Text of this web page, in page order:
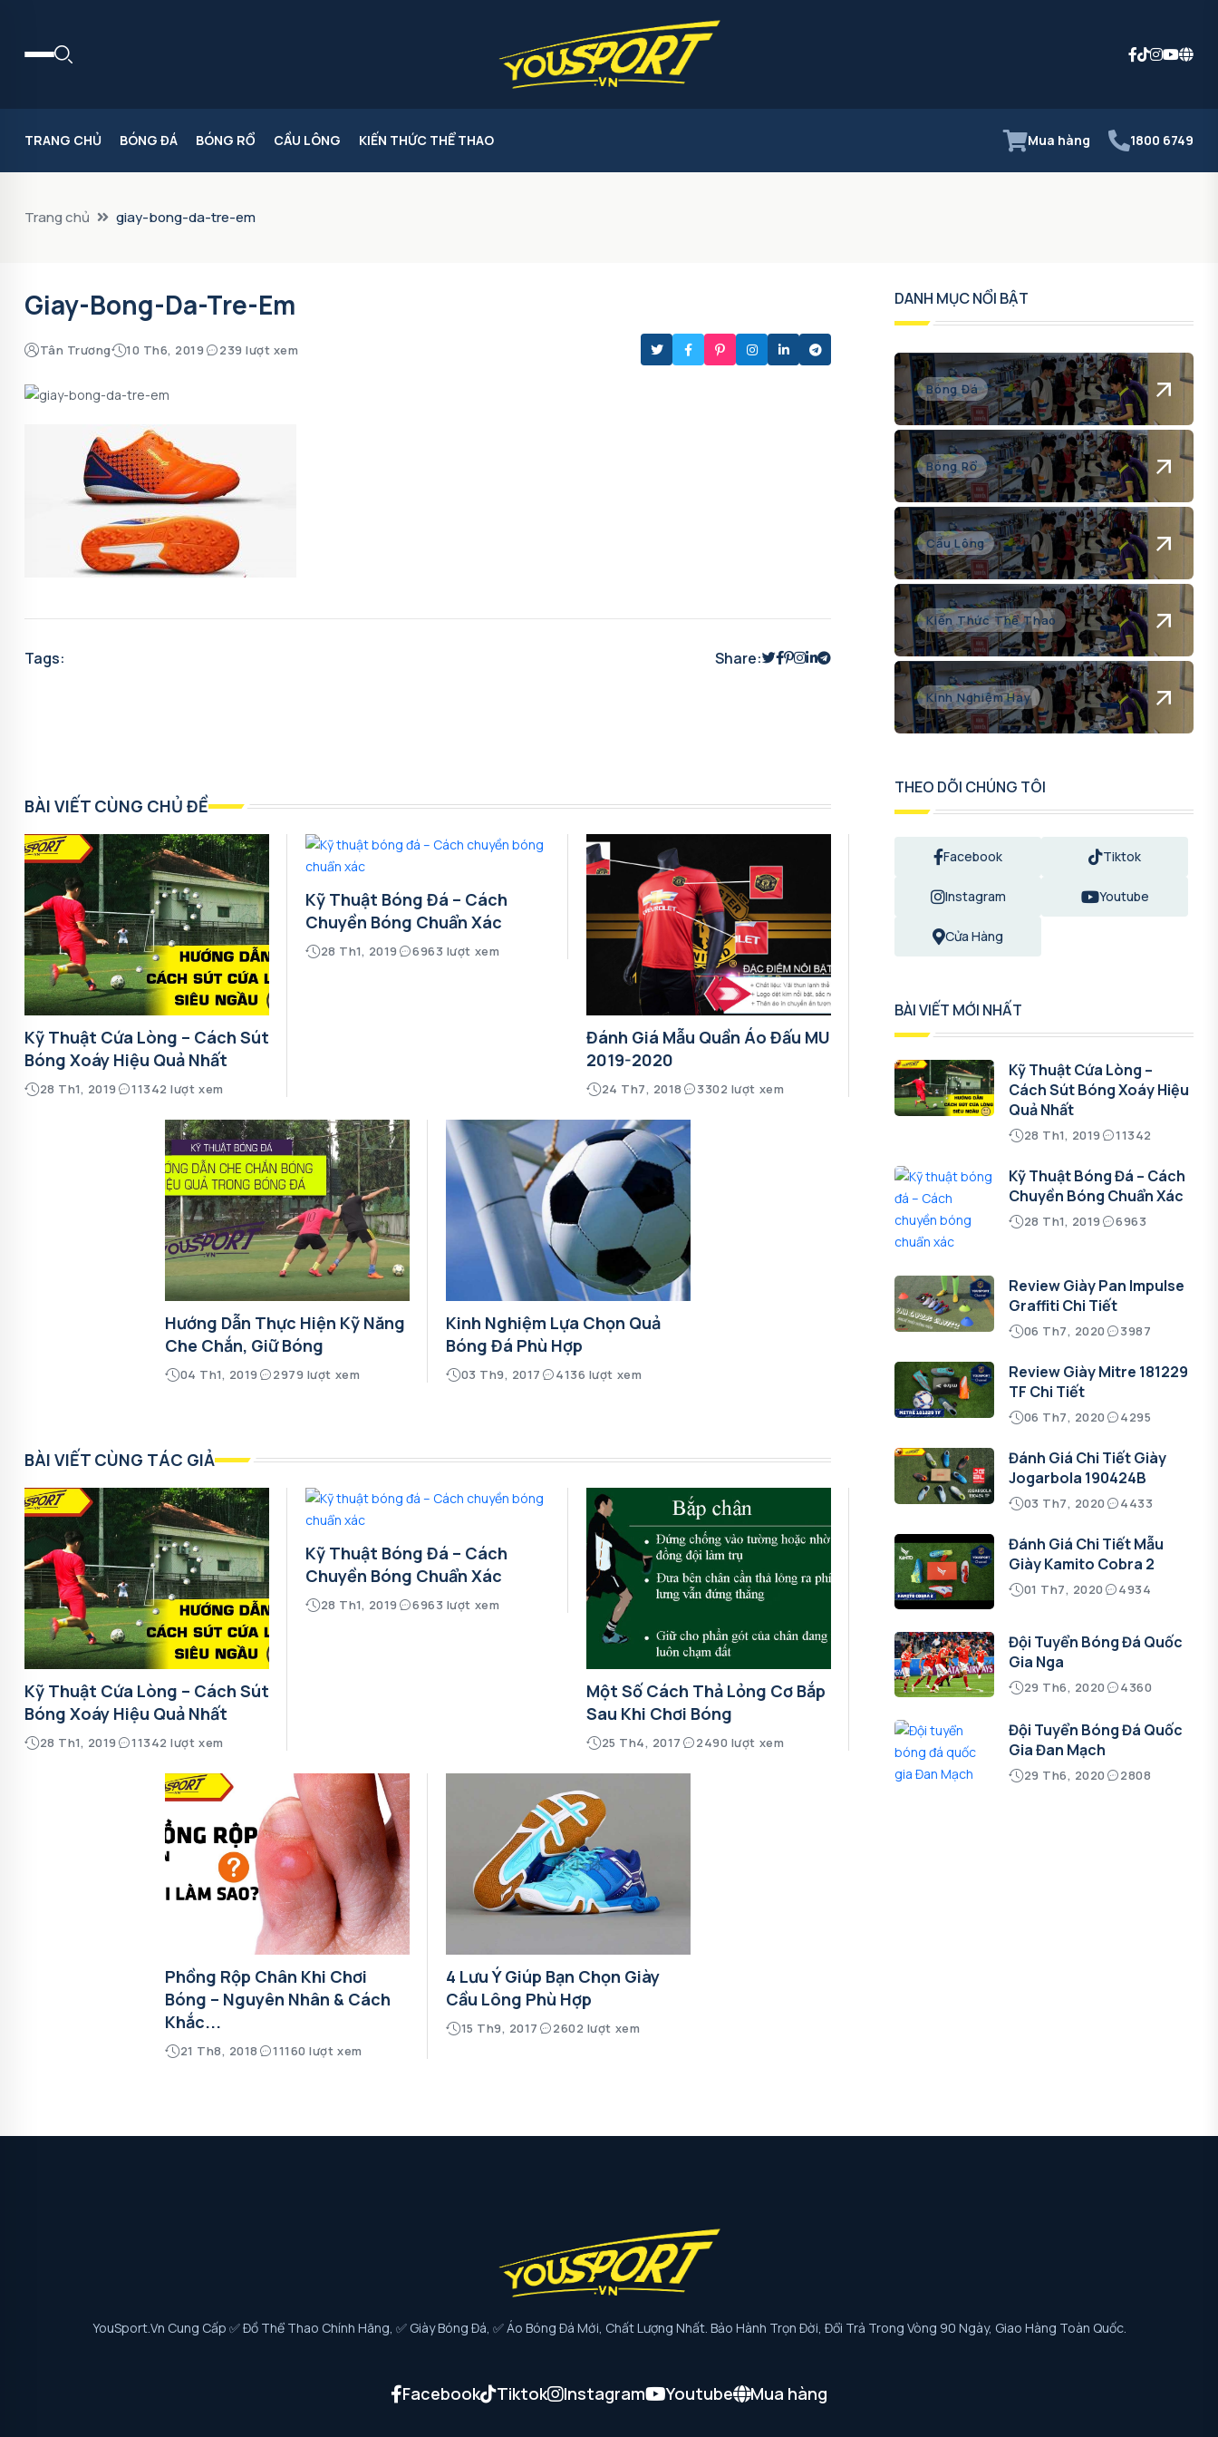
TRANG CHỦ BÓNG ĐÁ BÓNG RỔ CẦU LÔNG KIẾN THỨC THỂ THAO Mua hàng 1800 6749
Trang chủ giay-bong-da-tre-em
Giay-Bong-Da-Tre-Em
Tân Trương 10 Th6, 2019 239 lượt xem
Tags: Share:
BÀI VIẾT CÙNG CHỦ ĐỀ
Kỹ Thuật Cứa Lòng – Cách Sút
Bóng Xoáy Hiệu Quả Nhất
28 Th1, 2019 11342 lượt xem
Kỹ Thuật Bóng Đá – Cách
Chuyền Bóng Chuẩn Xác
28 Th1, 2019 6963 lượt xem
Đánh Giá Mẫu Quần Áo Đấu MU
2019-2020
24 Th7, 2018 3302 lượt xem
Hướng Dẫn Thực Hiện Kỹ Năng
Che Chắn, Giữ Bóng
04 Th1, 2019 2979 lượt xem
Kinh Nghiệm Lựa Chọn Quả
Bóng Đá Phù Hợp
03 Th9, 2017 4136 lượt xem
BÀI VIẾT CÙNG TÁC GIẢ
Kỹ Thuật Cứa Lòng – Cách Sút
Bóng Xoáy Hiệu Quả Nhất
28 Th1, 2019 11342 lượt xem
Kỹ Thuật Bóng Đá – Cách
Chuyền Bóng Chuẩn Xác
28 Th1, 2019 6963 lượt xem
Một Số Cách Thả Lỏng Cơ Bắp
Sau Khi Chơi Bóng
25 Th4, 2017 2490 lượt xem
Phồng Rộp Chân Khi Chơi
Bóng – Nguyên Nhân & Cách
Khắc...
21 Th8, 2018 11160 lượt xem
4 Lưu Ý Giúp Bạn Chọn Giày
Cầu Lông Phù Hợp
15 Th9, 2017 2602 lượt xem
DANH MỤC NỔI BẬT
Bóng Đá
Bóng Rổ
Cầu Lông
Kiến Thức Thể Thao
Kinh Nghiệm Hay
THEO DÕI CHÚNG TÔI
Facebook Tiktok
Instagram Youtube
Cửa Hàng
BÀI VIẾT MỚI NHẤT
Kỹ Thuật Cứa Lòng –
Cách Sút Bóng Xoáy Hiệu
Quả Nhất
28 Th1, 2019 11342
Kỹ Thuật Bóng Đá – Cách
Chuyền Bóng Chuẩn Xác
28 Th1, 2019 6963
Review Giày Pan Impulse
Graffiti Chi Tiết
06 Th7, 2020 3987
Review Giày Mitre 181229
TF Chi Tiết
06 Th7, 2020 4295
Đánh Giá Chi Tiết Giày
Jogarbola 190424B
03 Th7, 2020 4433
Đánh Giá Chi Tiết Mẫu
Giày Kamito Cobra 2
01 Th7, 2020 4934
Đội Tuyển Bóng Đá Quốc
Gia Nga
29 Th6, 2020 4360
Đội Tuyển Bóng Đá Quốc
Gia Đan Mạch
29 Th6, 2020 2808
YouSport.vn Cung Cấp ✅ Đồ Thể Thao Chính Hãng, ✅ Giày Bóng Đá, ✅ Áo Bóng Đá Mới, Chất Lượng Nhất. Bảo Hành Trọn Đời, Đổi Trả Trong Vòng 90 Ngày, Giao Hàng Toàn Quốc.
Facebook Tiktok Instagram Youtube Mua hàng